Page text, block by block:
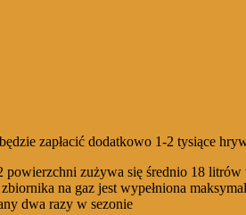
zapłacić dodatkowo 1-2 tysiące
zużywa się średnio 18
na gaz jest wypełniona
dwa razy w sezonie